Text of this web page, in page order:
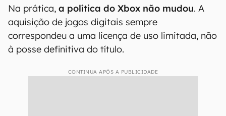
Na prática, a política do Xbox não mudou. A
aquisição de jogos digitais sempre
correspondeu a uma licença de uso limitada, não
à posse definitiva do título.
CONTINUA APÓS A PUBLICIDADE